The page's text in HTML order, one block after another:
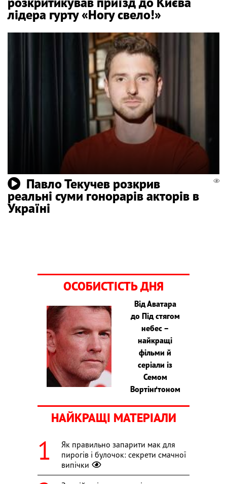
лідера гурту «Ногу свело!»
Павло Текучев розкрив
реальні суми гонорарів акторів в
Україні
ОСОБИСТІСТЬ ДНЯ
Від Аватара
до Під стягом
небес –
найкращі
фільми й
серіали із
Семом
Вортінґтоном
НАЙКРАЩІ МАТЕРІАЛИ
Як правильно запарити мак для
пирогів і булочок: секрети смачної
випічки